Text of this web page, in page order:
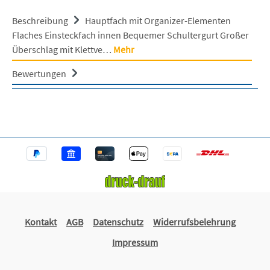
Beschreibung
Hauptfach mit Organizer-Elementen
Flaches Einsteckfach innen Bequemer Schultergurt Großer
Überschlag mit Klettve… Mehr
Bewertungen
Kontakt AGB Datenschutz
Widerrufsbelehrung
Impressum